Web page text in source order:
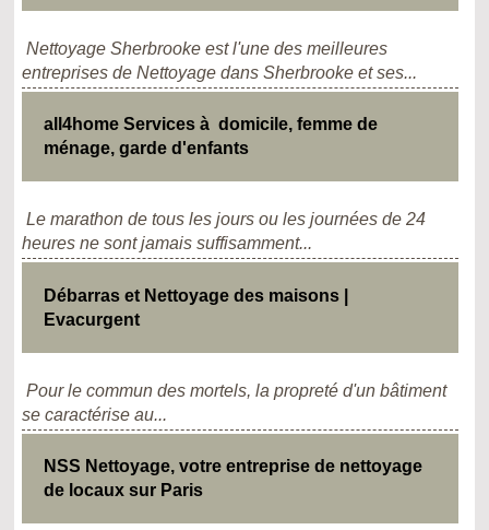
Nettoyage Sherbrooke est l'une des meilleures
entreprises de Nettoyage dans Sherbrooke et ses...
all4home Services à domicile, femme de
ménage, garde d'enfants
Le marathon de tous les jours ou les journées de 24
heures ne sont jamais suffisamment...
Débarras et Nettoyage des maisons |
Evacurgent
Pour le commun des mortels, la propreté d'un bâtiment
se caractérise au...
NSS Nettoyage, votre entreprise de nettoyage
de locaux sur Paris